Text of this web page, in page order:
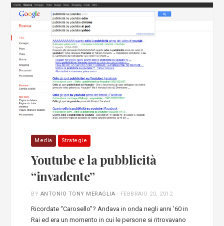
Media Strategie
Youtube e la pubblicità
“invadente”
BY ANTONIO TONY MERAGLIA - FEBBRAIO 20, 2012
Ricordate “Carosello”? Andava in onda negli anni ’60 in
Rai ed era un momento in cui le persone si ritrovavano